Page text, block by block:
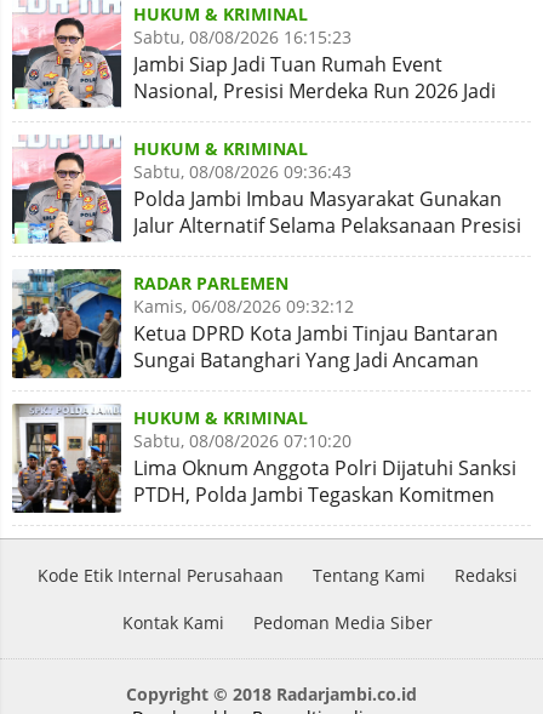
HUKUM & KRIMINAL
Sabtu, 08/08/2026 16:15:23
Jambi Siap Jadi Tuan Rumah Event
Nasional, Presisi Merdeka Run 2026 Jadi
Momentum Pembuktian
HUKUM & KRIMINAL
Sabtu, 08/08/2026 09:36:43
Polda Jambi Imbau Masyarakat Gunakan
Jalur Alternatif Selama Pelaksanaan Presisi
Merdeka Run 2026
RADAR PARLEMEN
Kamis, 06/08/2026 09:32:12
Ketua DPRD Kota Jambi Tinjau Bantaran
Sungai Batanghari Yang Jadi Ancaman
Abrasi
HUKUM & KRIMINAL
Sabtu, 08/08/2026 07:10:20
Lima Oknum Anggota Polri Dijatuhi Sanksi
PTDH, Polda Jambi Tegaskan Komitmen
Penegakan Kode Etik
Kode Etik Internal Perusahaan Tentang Kami Redaksi
Kontak Kami Pedoman Media Siber
Copyright © 2018 Radarjambi.co.id